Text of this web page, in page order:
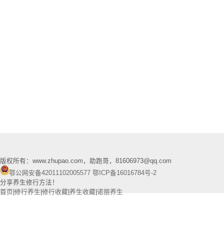
版权所有：www.zhupao.com，助跑哥，81606973@qq.com
鄂公网安备42011102005577 鄂ICP备16016784号-2
分享养生修行方法！
首页 修行养生 修行收藏 养生收藏 诺丽养生